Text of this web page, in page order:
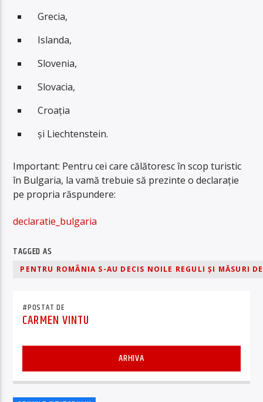
Grecia,
Islanda,
Slovenia,
Slovacia,
Croația
și Liechtenstein.
Important: Pentru cei care călătoresc în scop turistic
în Bulgaria, la vamă trebuie să prezinte o declarație
pe propria răspundere:
declaratie_bulgaria
TAGGED AS
PENTRU ROMÂNIA S-AU DECIS NOILE REGULI ȘI MĂSURI
#POSTAT DE
CARMEN VINTU
ARHIVA